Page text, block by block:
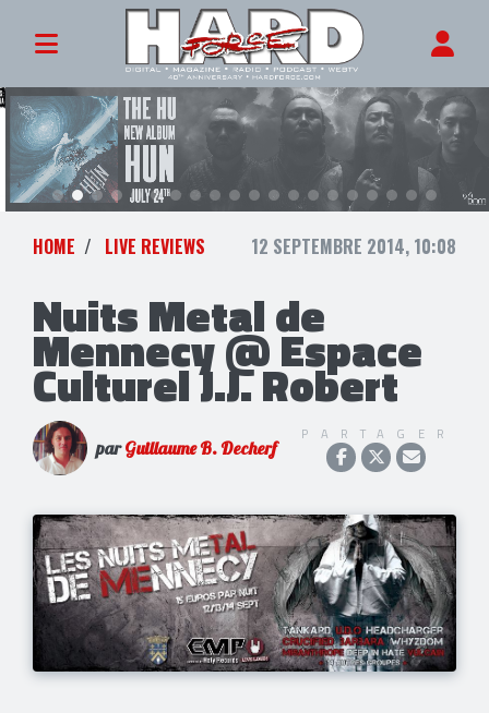
HOME LIVE REVIEWS 12 SEPTEMBRE 2014, 10:08
Nuits Metal de
Mennecy @ Espace
Culturel J.J. Robert
parGuillaume B. Decherf
PARTAGER